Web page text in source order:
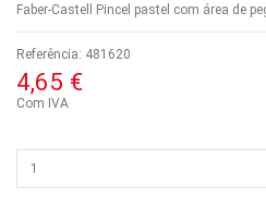
Faber-Castell Pincel pastel com área de
Referência: 481620
4,65 €
Com IVA